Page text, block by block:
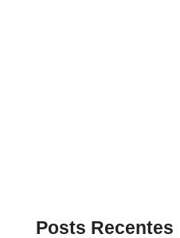
Posts Recentes